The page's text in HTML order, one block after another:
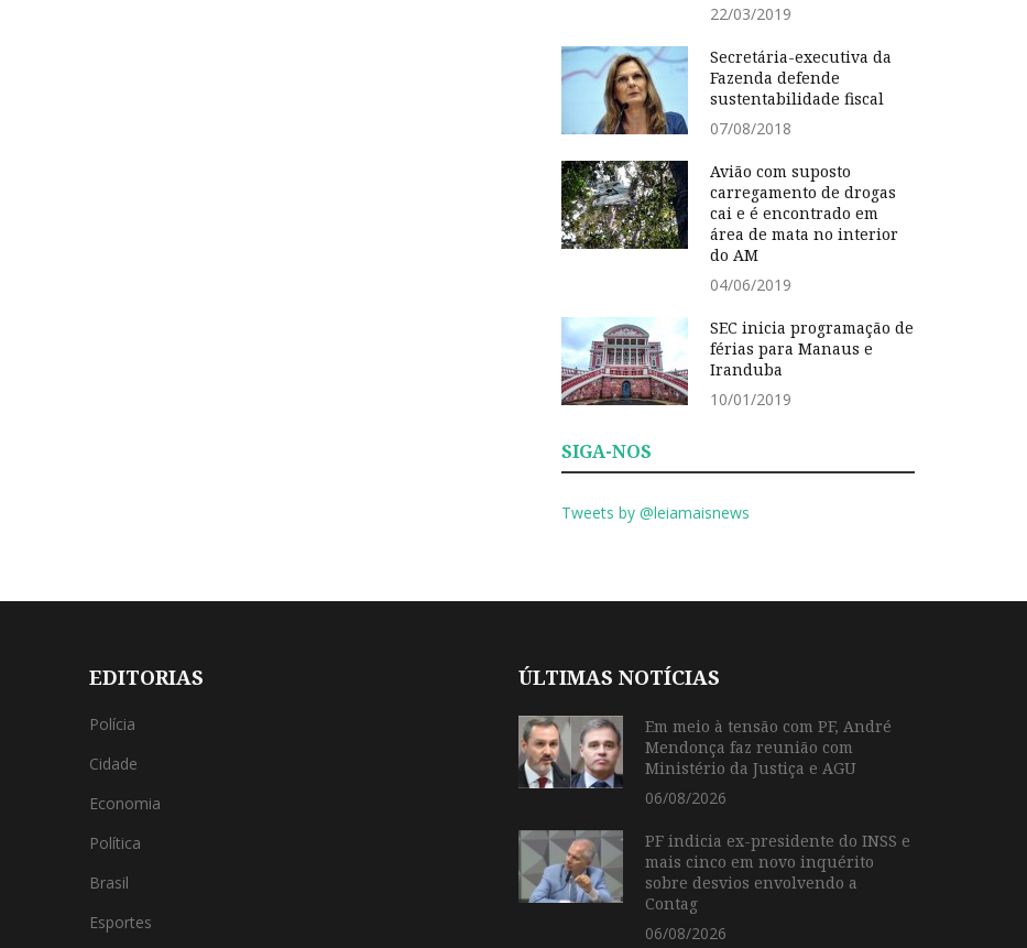
22/03/2019
Secretária-executiva da
Fazenda defende
sustentabilidade fiscal
07/08/2018
Avião com suposto
carregamento de drogas
cai e é encontrado em
área de mata no interior
do AM
04/06/2019
SEC inicia programação de
férias para Manaus e
Iranduba
10/01/2019
SIGA-NOS
Tweets by @leiamaisnews
EDITORIAS
Polícia
Cidade
Economia
Política
Brasil
Esportes
ÚLTIMAS NOTÍCIAS
Em meio à tensão com PF, André
Mendonça faz reunião com
Ministério da Justiça e AGU
06/08/2026
PF indicia ex-presidente do INSS e
mais cinco em novo inquérito
sobre desvios envolvendo a
Contag
06/08/2026